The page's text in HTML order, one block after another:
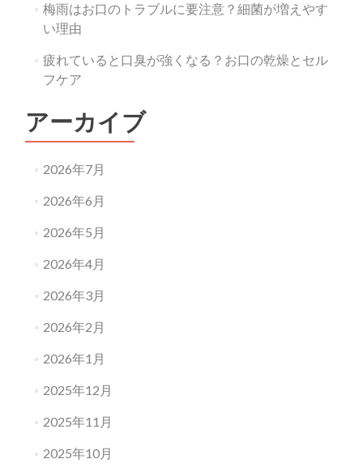
梅雨はお口のトラブルに要注意？細菌が増えやす
い理由
疲れていると口臭が強くなる？お口の乾燥とセル
フケア
アーカイブ
2026年7月
2026年6月
2026年5月
2026年4月
2026年3月
2026年2月
2026年1月
2025年12月
2025年11月
2025年10月